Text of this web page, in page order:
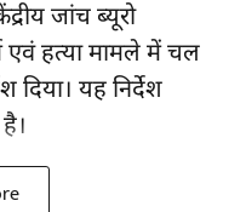
जांच ब्यूरो
हत्या मामलेमें चल
दिया। यह निर्देश